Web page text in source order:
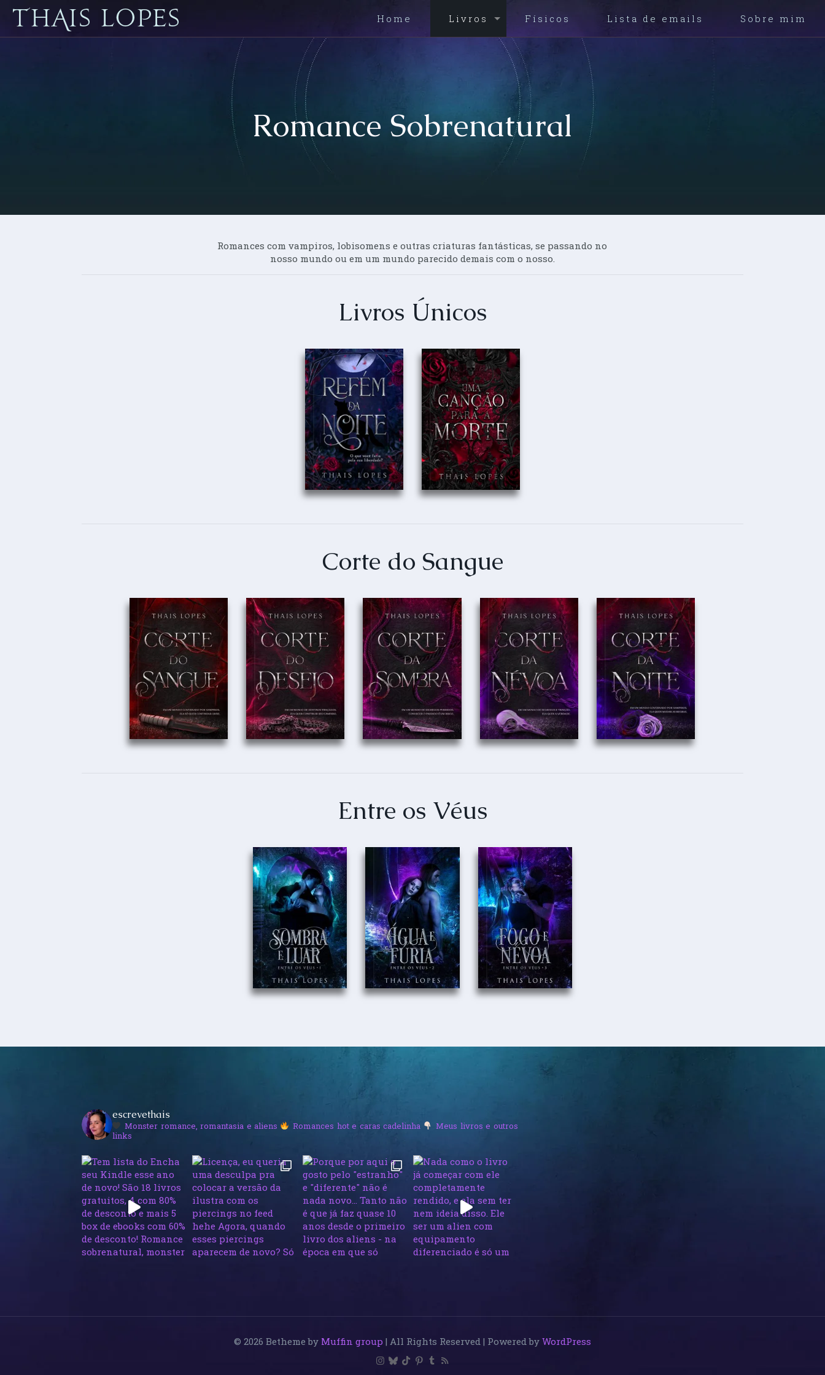
Home Livros Físicos Lista de emails Sobre mim
Romance Sobrenatural
Romances com vampiros, lobisomens e outras criaturas fantásticas, se passando no
nosso mundo ou em um mundo parecido demais com o nosso.
Livros Únicos
Corte do Sangue
Entre os Véus
escrevethais
Monster romance, romantasia e aliens Romances hot e caras cadelinha
Meus livros e outros
links
© 2026 Betheme by Muffin group | All Rights Reserved | Powered by WordPress